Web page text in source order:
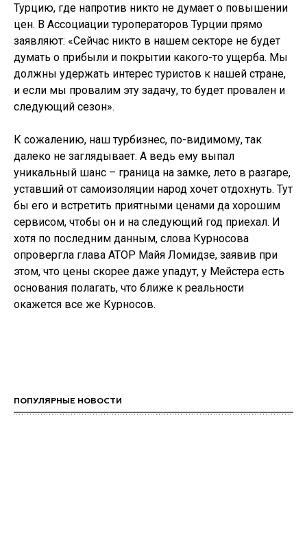
Турцию, где напротив никто не думает о повышении
цен. В Ассоциации туроператоров Турции прямо
заявляют: «Сейчас никто в нашем секторе не будет
думать о прибыли и покрытии какого-то ущерба. Мы
должны удержать интерес туристов к нашей стране,
и если мы провалим эту задачу, то будет провален и
следующий сезон».
К сожалению, наш турбизнес, по-видимому, так
далеко не заглядывает. А ведь ему выпал
уникальный шанс – граница на замке, лето в разгаре,
уставший от самоизоляции народ хочет отдохнуть. Тут
бы его и встретить приятными ценами да хорошим
сервисом, чтобы он и на следующий год приехал. И
хотя по последним данным, слова Курносова
опровергла глава АТОР Майя Ломидзе, заявив при
этом, что цены скорее даже упадут, у Мейстера есть
основания полагать, что ближе к реальности
окажется все же Курносов.
ПОПУЛЯРНЫЕ НОВОСТИ